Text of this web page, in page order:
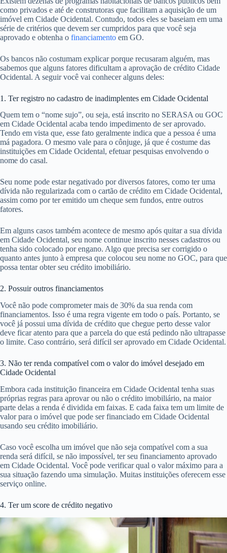
como privados e até de construtoras que facilitam a aquisição de um
imóvel em Cidade Ocidental. Contudo, todos eles se baseiam em uma
série de critérios que devem ser cumpridos para que você seja
aprovado e obtenha o financiamento em GO.
Os bancos não costumam explicar porque recusaram alguém, mas
sabemos que alguns fatores dificultam a aprovação de crédito Cidade
Ocidental. A seguir você vai conhecer alguns deles:
1. Ter registro no cadastro de inadimplentes em Cidade Ocidental
Quem tem o “nome sujo”, ou seja, está inscrito no SERASA ou GOC
em Cidade Ocidental acaba tendo impedimento de ser aprovado.
Tendo em vista que, esse fato geralmente indica que a pessoa é uma
má pagadora. O mesmo vale para o cônjuge, já que é costume das
instituições em Cidade Ocidental, efetuar pesquisas envolvendo o
nome do casal.
Seu nome pode estar negativado por diversos fatores, como ter uma
dívida não regularizada com o cartão de crédito em Cidade Ocidental,
assim como por ter emitido um cheque sem fundos, entre outros
fatores.
Em alguns casos também acontece de mesmo após quitar a sua dívida
em Cidade Ocidental, seu nome continue inscrito nesses cadastros ou
tenha sido colocado por engano. Algo que precisa ser corrigido o
quanto antes junto à empresa que colocou seu nome no GOC, para que
possa tentar obter seu crédito imobiliário.
2. Possuir outros financiamentos
Você não pode comprometer mais de 30% da sua renda com
financiamentos. Isso é uma regra vigente em todo o país. Portanto, se
você já possui uma dívida de crédito que chegue perto desse valor
deve ficar atento para que a parcela do que está pedindo não ultrapasse
o limite. Caso contrário, será difícil ser aprovado em Cidade Ocidental.
3. Não ter renda compatível com o valor do imóvel desejado em
Cidade Ocidental
Embora cada instituição financeira em Cidade Ocidental tenha suas
próprias regras para aprovar ou não o crédito imobiliário, na maior
parte delas a renda é dividida em faixas. E cada faixa tem um limite de
valor para o imóvel que pode ser financiado em Cidade Ocidental
usando seu crédito imobiliário.
Caso você escolha um imóvel que não seja compatível com a sua
renda será difícil, se não impossível, ter seu financiamento aprovado
em Cidade Ocidental. Você pode verificar qual o valor máximo para a
sua situação fazendo uma simulação. Muitas instituições oferecem esse
serviço online.
4. Ter um score de crédito negativo